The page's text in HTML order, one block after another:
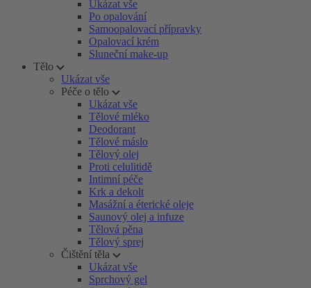
Ukázat vše
Po opalování
Samoopalovací přípravky
Opalovací krém
Sluneční make-up
Tělo
Ukázat vše
Péče o tělo
Ukázat vše
Tělové mléko
Deodorant
Tělové máslo
Tělový olej
Proti celulitidě
Intimní péče
Krk a dekolt
Masážní a éterické oleje
Saunový olej a infuze
Tělová pěna
Tělový sprej
Čištění těla
Ukázat vše
Sprchový gel